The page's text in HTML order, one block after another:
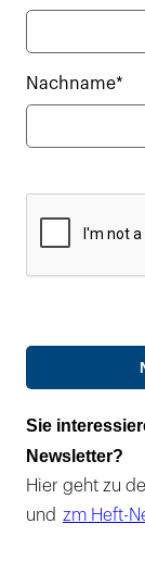
Nachname*
Sie
Newsletter?
Hier geht zu
und zm Heft-